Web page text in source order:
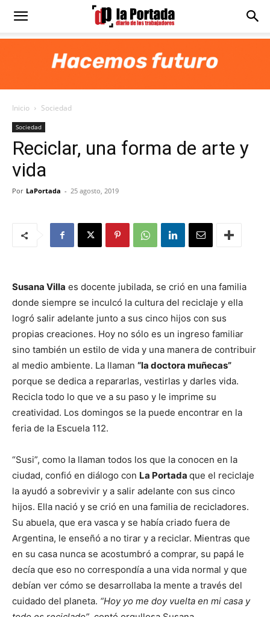
Diario
Portada
Inicio Sociedad
Sociedad
Reciclar, una forma de arte y
vida
Por LaPortada - 25 agosto, 2019
Susana Villa es docente jubilada, se crió en una familia
donde siempre se inculcó la cultura del reciclaje y ella
logró salir adelante junto a sus cinco hijos con sus
propias creaciones. Hoy no sólo es un ingreso familiar
sino también un estilo de vida y una manera de contribuir
al medio ambiente. La llaman “la doctora muñecas”
porque se dedica a repararlas, vestirlas y darles vida.
Recicla todo lo que ve a su paso y le imprime su
creatividad. Los domingos se la puede encontrar en la
feria de la Escuela 112.
“Susi”, como la llaman todos los que la conocen en la
ciudad, confió en diálogo con La Portada que el reciclaje
la ayudó a sobrevivir y a salir adelante con sus cinco
hijos. Ella nació y se crió en una familia de recicladores.
Su abuela, que era vasca y se había criado fuera de
Argentina, le enseñó a no tirar y a reciclar. Mientras que
en su casa nunca se acostumbró a comprar, su papá le
decía que eso no correspondía a una vida normal y que
debían ver cómo se desarrollaba la mente a través del
cuidado del planeta. “Hoy yo me doy vuelta en mi casa y